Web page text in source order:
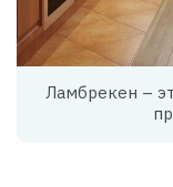
Ламбрекен –